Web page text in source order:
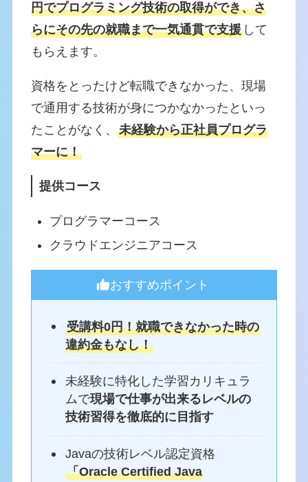
円でプログラミング技術の取得ができ、さ
らにその先の就職まで一気通貫で支援して
もらえます。
資格をとったけど転職できなかった、現場
で通用する技術が身につかなかったといっ
たことがなく、 未経験から正社員プログラ
マーに！
提供コース
プログラマーコース
クラウドエンジニアコース
おすすめポイント
受講料0円！就職できなかった時の
違約金もなし！
未経験に特化した学習カリキュラ
ムで現場で仕事が出来るレベルの
技術習得を徹底的に目指す
Javaの技術レベル認定資格
「Oracle Certified Java